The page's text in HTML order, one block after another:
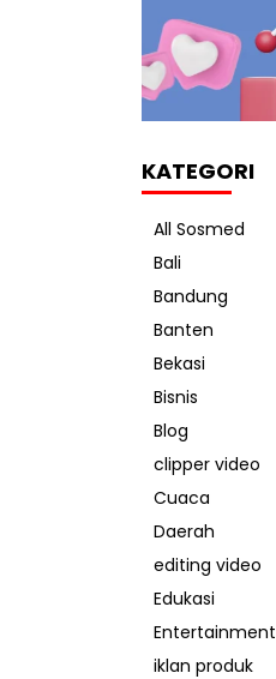
KATEGORI
All Sosmed
Bali
Bandung
Banten
Bekasi
Bisnis
Blog
clipper video
Cuaca
Daerah
editing video
Edukasi
Entertainment
iklan produk